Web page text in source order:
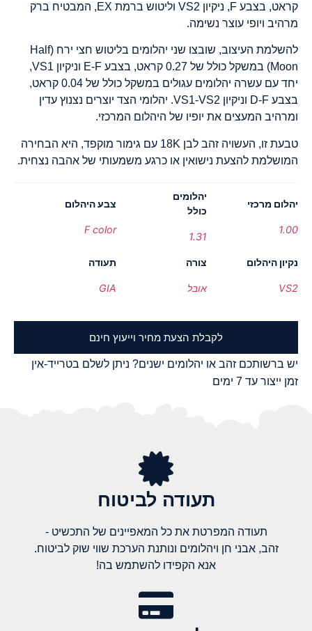
קראט, בצבע F, ניקיון VS2 וליטוש ברמת EX, המבטיח ברק
מרהיב ויופי עוצר נשימה.
להשלמת העיצוב, שובצו שני יהלומים בליטוש חצי ירח (Half
Moon) במשקל כולל של 0.27 קראט, בצבע E-F וניקיון VS1,
יחד עם עשרה יהלומים עגולים במשקל כולל של 0.04 קראט,
בצבע D-F וניקיון VS1-VS2. יהלומי הצד יוצרים נצנוץ עדין
ומרהיב המעצים את יופיו של היהלום המרכזי.
טבעת זו, העשויה זהב לבן 18K עם גימור מוקפד, היא הבחירה
המושלמת להצעת נישואין או כרגע משמעותי של אהבה נצחית.
יהלום מרכזי
1.00
יהלומים
כולל
1.31
צבע היהלום
F color
נקיון היהלום
VS2
צורה
אובל
תעודה
GIA
לקבלת הצעת מחיר וייעוץ חינם
יש ברשותכם זהב או יהלומים ישנים? ניתן לשלם בטרייד-אין
זמן ייצור עד 7 ימים
תעודה לביטוח
תעודה המפרטת את כל המאפיינים של התכשיט -
זהב, אבני חן ויהלומים ונותנת הערכת שווי שוק לביטוח.
אנא הקפידו להשתמש בה!